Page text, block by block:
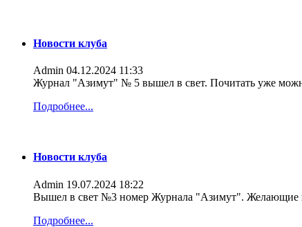
Новости клуба
Admin 04.12.2024 11:33
Журнал "Азимут" № 5 вышел в свет. Почитать уже
Подробнее...
Новости клуба
Admin 19.07.2024 18:22
Вышел в свет №3 номер Журнала "Азимут". Желающие
Подробнее...